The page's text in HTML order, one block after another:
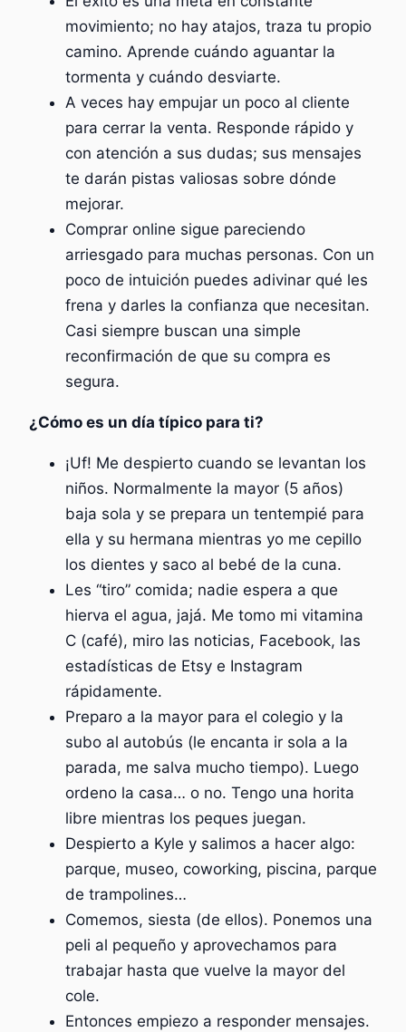
movimiento; no hay atajos, traza tu propio
camino. Aprende cuándo aguantar la
tormenta y cuándo desviarte.
A veces hay empujar un poco al cliente
para cerrar la venta. Responde rápido y
con atención a sus dudas; sus mensajes
te darán pistas valiosas sobre dónde
mejorar.
Comprar online sigue pareciendo
arriesgado para muchas personas. Con un
poco de intuición puedes adivinar qué les
frena y darles la confianza que necesitan.
Casi siempre buscan una simple
reconfirmación de que su compra es
segura.
¿Cómo es un día típico para ti?
¡Uf! Me despierto cuando se levantan los
niños. Normalmente la mayor (5 años)
baja sola y se prepara un tentempié para
ella y su hermana mientras yo me cepillo
los dientes y saco al bebé de la cuna.
Les “tiro” comida; nadie espera a que
hierva el agua, jajá. Me tomo mi vitamina
C (café), miro las noticias, Facebook, las
estadísticas de Etsy e Instagram
rápidamente.
Preparo a la mayor para el colegio y la
subo al autobús (le encanta ir sola a la
parada, me salva mucho tiempo). Luego
ordeno la casa… o no. Tengo una horita
libre mientras los peques juegan.
Despierto a Kyle y salimos a hacer algo:
parque, museo, coworking, piscina, parque
de trampolines…
Comemos, siesta (de ellos). Ponemos una
peli al pequeño y aprovechamos para
trabajar hasta que vuelve la mayor del
cole.
Entonces empiezo a responder mensajes.